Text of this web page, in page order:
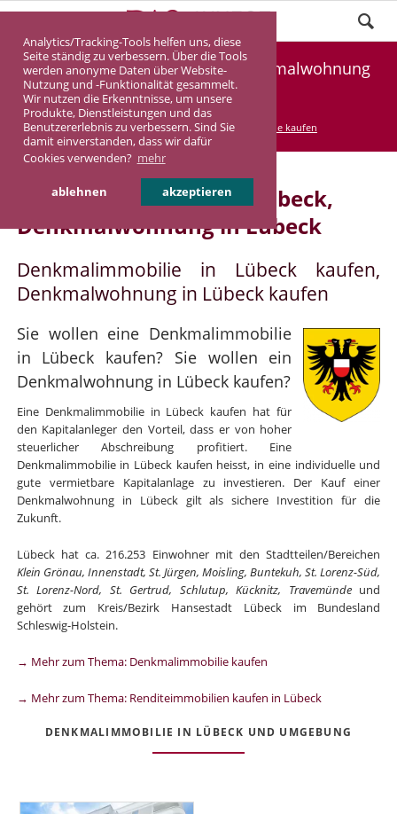
Analytics/Tracking-Tools helfen uns, diese
Seite ständig zu verbessern. Über die Tools
werden anonyme Daten über Website-
Nutzung und -Funktionalität gesammelt.
Wir nutzen die Erkenntnisse, um unsere
Produkte, Dienstleistungen und das
Benutzererlebnis zu verbessern. Sind Sie
damit einverstanden, dass wir dafür
Cookies verwenden? mehr
ablehnen akzeptieren
Denkmalimmobilie Lübeck, Denkmalwohnung
Lübeck
DASINVEST Service Denkmalimmobilie kaufen
Denkmalimmobilie in Lübeck,
Denkmalwohnung in Lübeck
Denkmalimmobilie in Lübeck kaufen,
Denkmalwohnung in Lübeck kaufen
Sie wollen eine Denkmalimmobilie
in Lübeck kaufen? Sie wollen ein
Denkmalwohnung in Lübeck kaufen?
Eine Denkmalimmobilie in Lübeck kaufen hat für
den Kapitalanleger den Vorteil, dass er von hoher
steuerlicher Abschreibung profitiert. Eine
Denkmalimmobilie in Lübeck kaufen heisst, in eine individuelle und
gute vermietbare Kapitalanlage zu investieren. Der Kauf einer
Denkmalwohnung in Lübeck gilt als sichere Investition für die
Zukunft.
Lübeck hat ca. 216.253 Einwohner mit den Stadtteilen/Bereichen
Klein Grönau, Innenstadt, St. Jürgen, Moisling, Buntekuh, St. Lorenz-Süd,
St. Lorenz-Nord, St. Gertrud, Schlutup, Kücknitz, Travemündeund
gehört zum Kreis/Bezirk Hansestadt Lübeck im Bundesland
Schleswig-Holstein.
→ Mehr zum Thema: Denkmalimmobilie kaufen
→ Mehr zum Thema: Renditeimmobilien kaufen in Lübeck
DENKMALIMMOBILIE IN LÜBECK UND UMGEBUNG